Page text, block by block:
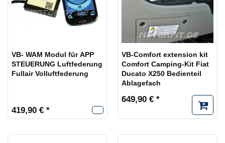
VB- WAM Modul für APP
STEUERUNG Luftfederung
Fullair Volluftfederung
419,90 € *
VB-Comfort extension kit
Comfort Camping-Kit Fiat
Ducato X250 Bedienteil
Ablagefach
649,90 € *